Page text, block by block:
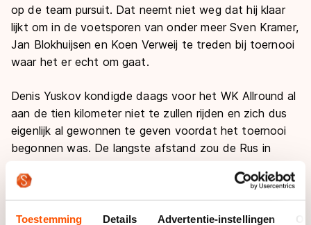
Toestemming Details Advertentie-instellingen
op de team pursuit. Dat neemt niet weg dat hij klaar
lijkt om in de voetsporen van onder meer Sven Kramer,
Jan Blokhuijsen en Koen Verweij te treden bij toernooi
waar het er echt om gaat.
Denis Yuskov kondigde daags voor het WK Allround al
aan de tien kilometer niet te zullen rijden en zich dus
eigenlijk al gewonnen te geven voordat het toernooi
begonnen was. De langste afstand zou de Rus in
afstand
Blessures aan de knie en de lies maakten het volgens